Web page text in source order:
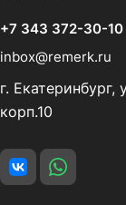
+7 343 372-30-10
inbox@remerk.ru
г. Екатеринбург,
корп.10